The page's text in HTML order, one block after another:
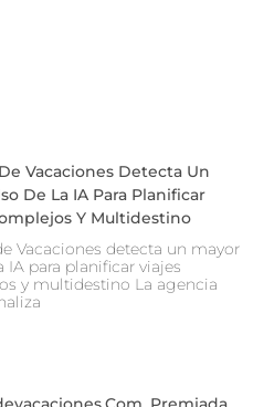
Vacaciones Detecta Un
De La IA Para Planificar
Y Multidestino
Vacaciones detecta un mayor
IA para planificar viajes
y multidestino La agencia